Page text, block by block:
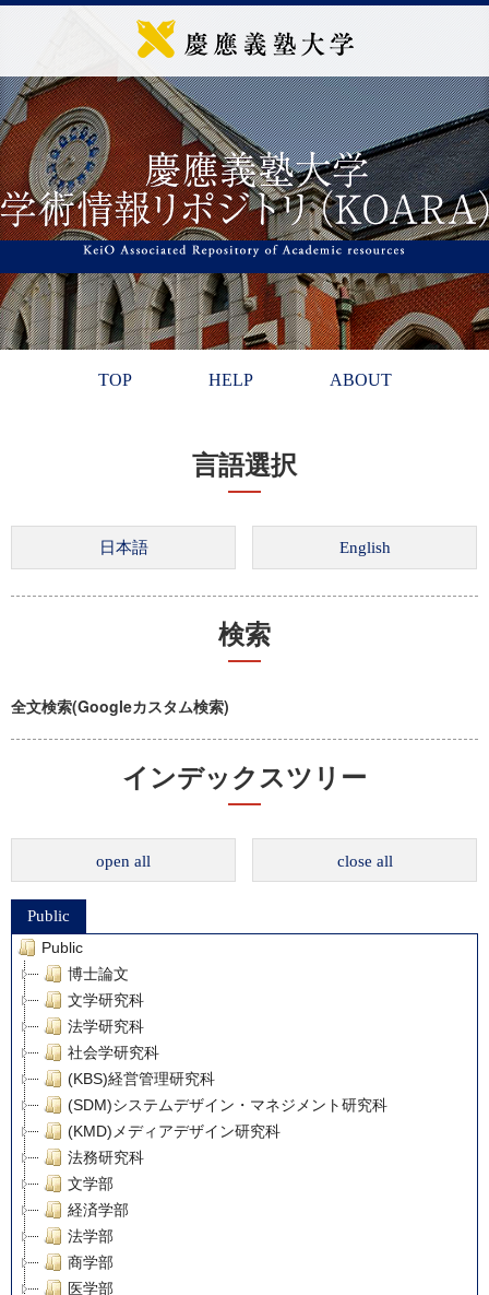
TOP HELP ABOUT
言語選択
検索
全文検索(Googleカスタム検索)
インデックスツリー
open all close all
Public
Public
博士論文
文学研究科
法学研究科
社会学研究科
(KBS)経営管理研究科
(SDM)システムデザイン・マネジメント研究科
(KMD)メディアデザイン研究科
法務研究科
文学部
経済学部
法学部
商学部
医学部